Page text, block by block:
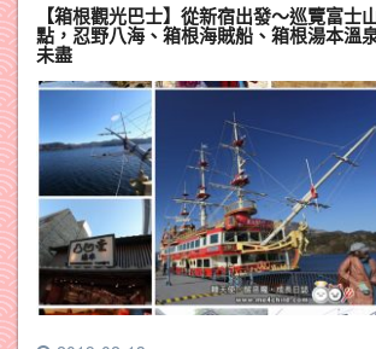
【箱根觀光巴士】從新宿出發～巡覽富士
點，忍野八海、箱根海賊船、箱根湯本溫
未盡